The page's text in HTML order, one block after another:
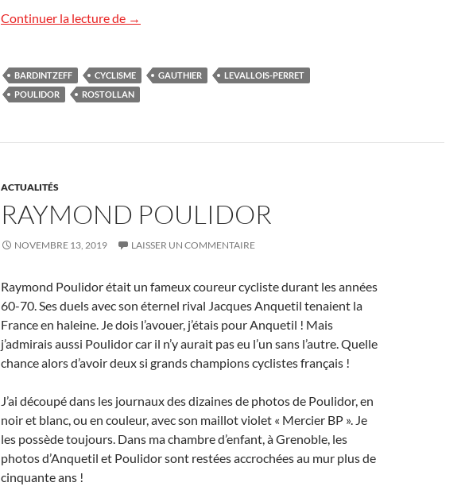
Continuer la lecture de Louis Rostollan, champion cycliste
→
BARDINTZEFF CYCLISME GAUTHIER
LEVALLOIS-PERRET
POULIDOR
ROSTOLLAN
ACTUALITÉS
RAYMOND POULIDOR
NOVEMBRE 13, 2019 LAISSER UN COMMENTAIRE
Raymond Poulidor était un fameux coureur cycliste durant les années
60-70. Ses duels avec son éternel rival Jacques Anquetil tenaient la
France en haleine. Je dois l’avouer, j’étais pour Anquetil ! Mais
j’admirais aussi Poulidor car il n’y aurait pas eu l’un sans l’autre. Quelle
chance alors d’avoir deux si grands champions cyclistes français !
J’ai découpé dans les journaux des dizaines de photos de Poulidor, en
noir et blanc, ou en couleur, avec son maillot violet « Mercier BP ». Je
les possède toujours. Dans ma chambre d’enfant, à Grenoble, les
photos d’Anquetil et Poulidor sont restées accrochées au mur plus de
cinquante ans !